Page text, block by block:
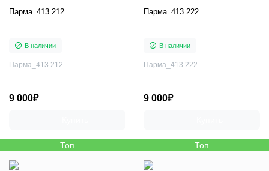
Парма_413.212
В наличии
Парма_413.212
9 000₽
Парма_413.222
В наличии
Парма_413.222
9 000₽
Топ Топ